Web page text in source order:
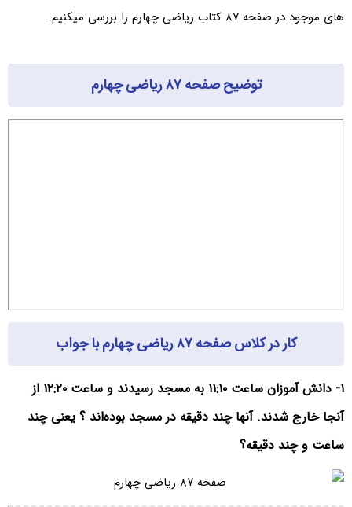
های موجود در صفحه ۸۷ کتاب ریاضی چهارم را بررسی میکنیم.
توضیح صفحه ۸۷ ریاضی چهارم
کار در کلاس صفحه ۸۷ ریاضی چهارم با جواب
۱- دانش آموزان ساعت ۱۱:۱۰ به مسجد رسیدند و ساعت ۱۲:۲۰ از
آنجا خارج شدند. آنها چند دقیقه در مسجد بوده‌اند ؟ یعنی چند
ساعت و چند دقیقه؟